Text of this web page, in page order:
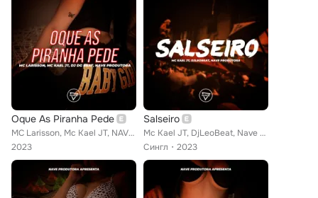
Oque As Piranha Pede
MC Larisson, Mc Kael JT, NAVE Produtora, Dj DG Beat
2023
Salseiro
Mc Kael JT, DjLeoBeat, Nave Produtora
Сингл
2023